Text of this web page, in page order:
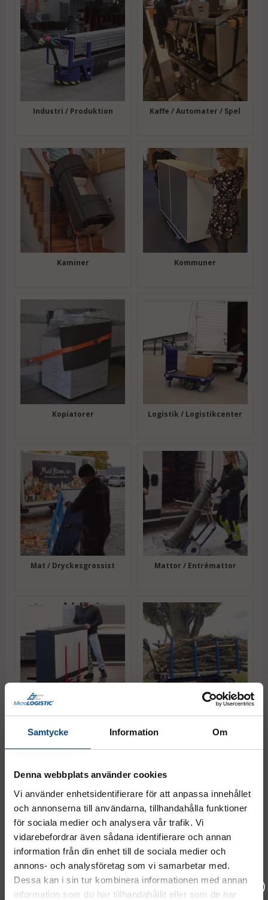
Samtycke Information Om
Denna webbplats använder cookies
Vi använder enhetsidentifierare för att anpassa innehållet
och annonserna till användarna, tillhandahålla funktioner
för sociala medier och analysera vår trafik. Vi
vidarebefordrar även sådana identifierare och annan
information från din enhet till de sociala medier och
annons- och analysföretag som vi samarbetar med.
Dessa kan i sin tur kombinera informationen med annan
information som du har tillhandahållit eller som de har
Industri / Produktion Kaffe / Automater / Spel
Kaminer Kommuner
Kopiatorer Logistik / Logistikcenter
Mat / Dryckesgrossist Mattor / Entrémattor
Möbler Park / Mark / Terräng
Transport / Bud Tunggods